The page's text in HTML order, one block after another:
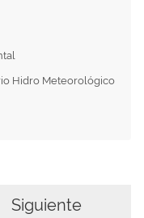
Hidro Meteorológico
Siguiente